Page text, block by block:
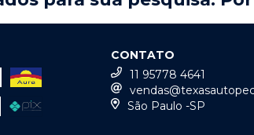
CONTATO
11 95778 4641
São Paulo -SP